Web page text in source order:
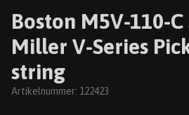
Boston M5V-110-
Miller V-Series
string
Artikelnummer: 122423